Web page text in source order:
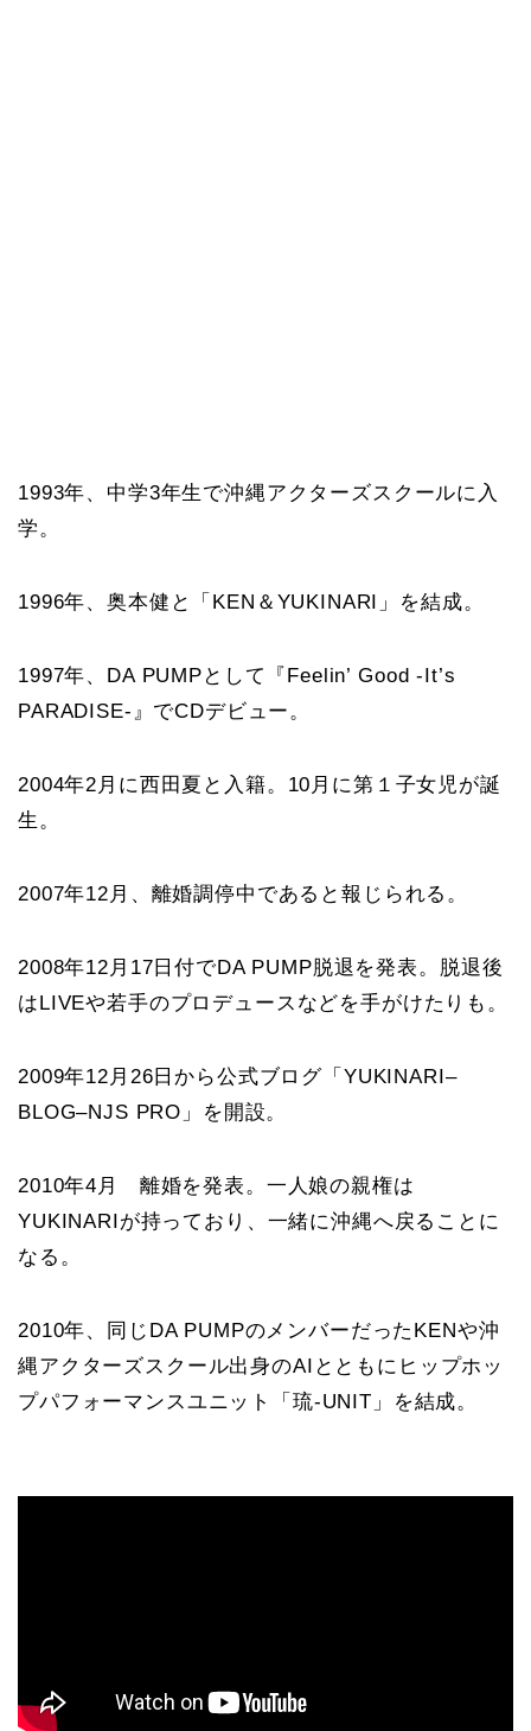
1993年、中学3年生で沖縄アクターズスクールに入
学。
1996年、奥本健と「KEN＆YUKINARI」を結成。
1997年、DA PUMPとして『Feelin’ Good -It’s
PARADISE-』でCDデビュー。
2004年2月に西田夏と入籍。10月に第１子女児が誕
生。
2007年12月、離婚調停中であると報じられる。
2008年12月17日付でDA PUMP脱退を発表。脱退後
はLIVEや若手のプロデュースなどを手がけたりも。
2009年12月26日から公式ブログ「YUKINARI–
BLOG–NJS PRO」を開設。
2010年4月 離婚を発表。一人娘の親権は
YUKINARIが持っており、一緒に沖縄へ戻ることに
なる。
2010年、同じDA PUMPのメンバーだったKENや沖
縄アクターズスクール出身のAIとともにヒップホッ
プパフォーマンスユニット「琉-UNIT」を結成。